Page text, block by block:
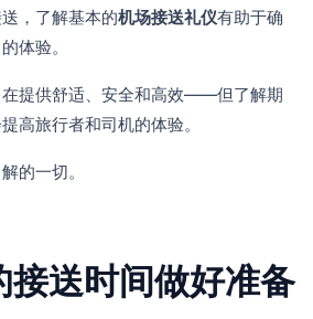
，了解基本的机场接送礼仪有助于确
体验。
在提供舒适、安全和高效——但了解期
高旅行者和司机的体验。
的一切。
接送时间做好准备